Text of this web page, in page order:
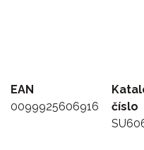
EAN
0099925606916
číslo